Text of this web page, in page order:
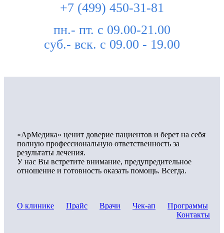
+7 (499) 450-31-81
пн.- пт. с 09.00-21.00
суб.- вск. с 09.00 - 19.00
«АрМедика» ценит доверие пациентов и берет на себя
полную профессиональную ответственность за
результаты лечения.
У нас Вы встретите внимание, предупредительное
отношение и готовность оказать помощь. Всегда.
О клинике Прайс Врачи Чек-ап
Программы
Контакты